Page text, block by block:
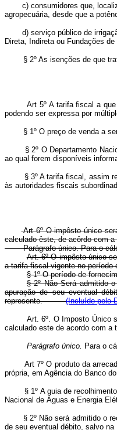
c) consumidores que,
agropecuária, desde que a
d) serviço público de
Direta, Indireta ou Fundações
§ 2º As isenções de que trata
Art 5º A tarifa fiscal a
podendo ser expressa por
§ 1º O preço de venda a ser
§ 2º O Departamento
ao qual forem disponíveis
§ 3º A tarifa fiscal, assim
às autoridades fiscais
Art 6º O impôsto único
calculado êste, de acôrdo com
Parágrafo único. Para o
Art. 6º O impôsto único
a tarifa fiscal vigente no
§ 1º O período de
§ 2º Não Será admitido
apuração de seu eventual
represente.(Incluído pelo
Art. 6º. O Imposto Único
calculado este de acordo com
Parágrafo único. Para o
Art 7º O produto da
própria, em Agência do Banco
§ 1º A guia de recolhimento
Nacional de Águas e Energia
§ 2º Não será admitido o
de seu eventual débito, salvo